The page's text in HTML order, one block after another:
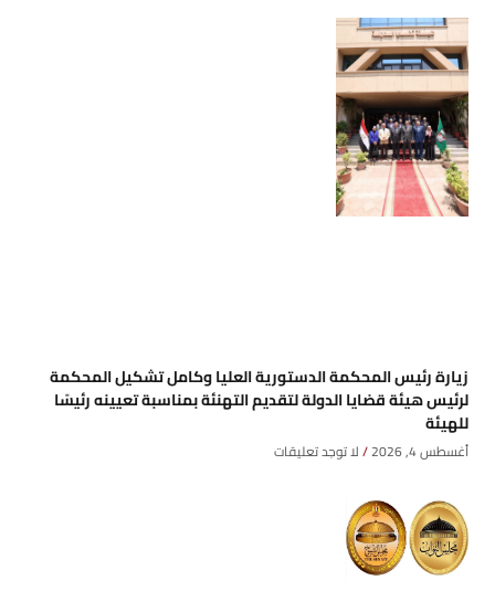
زيارة رئيس المحكمة الدستورية العليا وكامل تشكيل المحكمة
لرئيس هيئة قضايا الدولة لتقديم التهنئة بمناسبة تعيينه رئيسًا
للهيئة
أغسطس 4, 2026 لا توجد تعليقات